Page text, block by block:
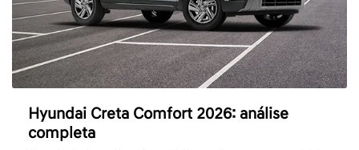
Hyundai Creta Comfort 2026: análise
completa